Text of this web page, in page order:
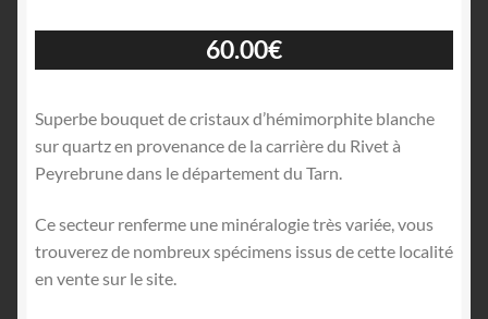
60.00€
Superbe bouquet de cristaux d’hémimorphite blanche
sur quartz en provenance de la carrière du Rivet à
Peyrebrune dans le département du Tarn.
Ce secteur renferme une minéralogie très variée, vous
trouverez de nombreux spécimens issus de cette localité
en vente sur le site.